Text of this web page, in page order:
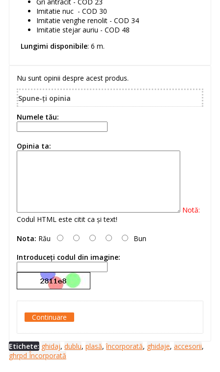
Imitatie nuc - COD 30
Imitatie venghe renolit - COD 34
Imitatie stejar auriu - COD 48
Lungimi disponibile: 6 m.
Nu sunt opinii despre acest produs.
Spune-ţi opinia
Numele tău:
Opinia ta:
Notă:
Codul HTML este citit ca şi text!
Nota: Rău
Bun
Introduceţi codul din imagine:
Continuare
Etichete: ghidaj, dublu, plasă,încorporată, ghidaje, accesorii,
ghrpd Încorporată